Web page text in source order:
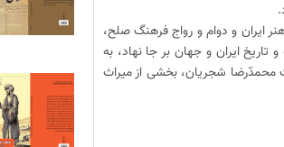
ایران و دوام و رواج فرهنگ صلح،
تاریخ ایران و جهان بر جا نهاد، به
محمدّرضا شجریان، بخشی از میراث